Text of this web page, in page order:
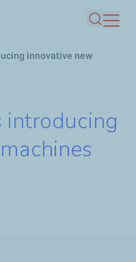
innovative new
introducing